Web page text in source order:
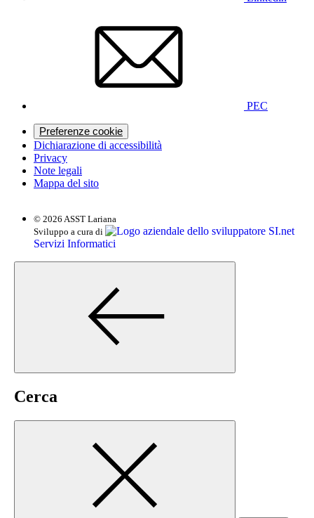
PEC
Preferenze cookie
Dichiarazione di accessibilità
Privacy
Note legali
Mappa del sito
© 2026 ASST Lariana
Sviluppo a cura di
SI.net
Servizi Informatici
Cerca